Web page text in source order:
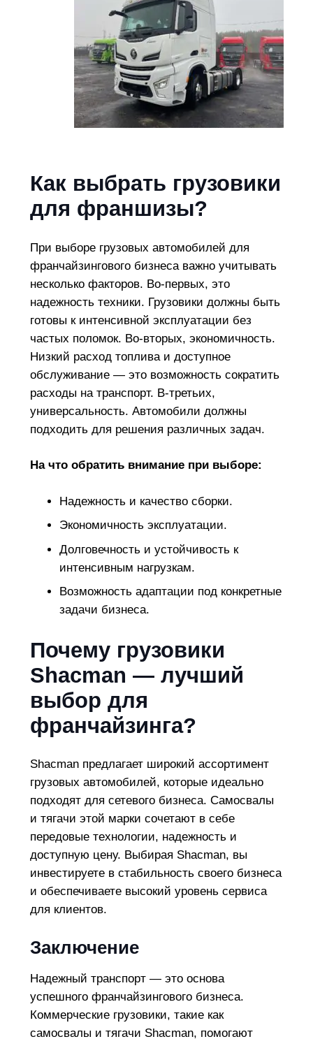
Как выбрать грузовики
для франшизы?
При выборе грузовых автомобилей для
франчайзингового бизнеса важно учитывать
несколько факторов. Во-первых, это
надежность техники. Грузовики должны быть
готовы к интенсивной эксплуатации без
частых поломок. Во-вторых, экономичность.
Низкий расход топлива и доступное
обслуживание — это возможность сократить
расходы на транспорт. В-третьих,
универсальность. Автомобили должны
подходить для решения различных задач.
На что обратить внимание при выборе:
Надежность и качество сборки.
Экономичность эксплуатации.
Долговечность и устойчивость к
интенсивным нагрузкам.
Возможность адаптации под конкретные
задачи бизнеса.
Почему грузовики
Shacman — лучший
выбор для
франчайзинга?
Shacman предлагает широкий ассортимент
грузовых автомобилей, которые идеально
подходят для сетевого бизнеса. Самосвалы
и тягачи этой марки сочетают в себе
передовые технологии, надежность и
доступную цену. Выбирая Shacman, вы
инвестируете в стабильность своего бизнеса
и обеспечиваете высокий уровень сервиса
для клиентов.
Заключение
Надежный транспорт — это основа
успешного франчайзингового бизнеса.
Коммерческие грузовики, такие как
самосвалы и тягачи Shacman, помогают